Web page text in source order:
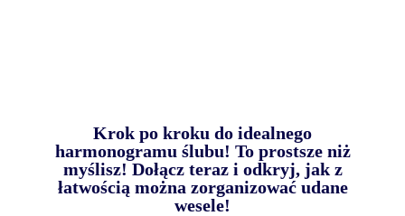
Krok po kroku do idealnego
harmonogramu ślubu! To prostsze niż
myślisz! Dołącz teraz i odkryj, jak z
łatwością można zorganizować udane
wesele!